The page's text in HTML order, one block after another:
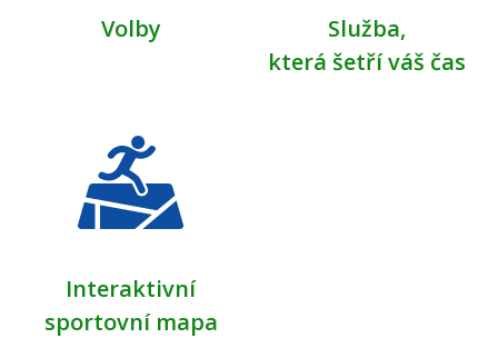
Volby
Služba,
která šetří váš čas
Interaktivní
sportovní mapa